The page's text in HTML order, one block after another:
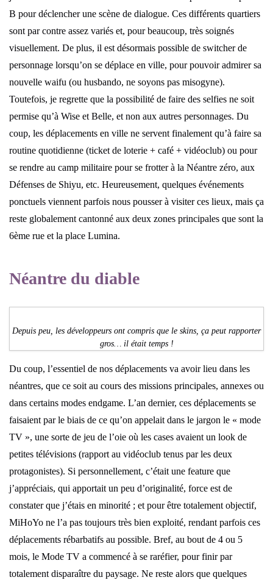
B pour déclencher une scène de dialogue. Ces différents quartiers
sont par contre assez variés et, pour beaucoup, très soignés
visuellement. De plus, il est désormais possible de switcher de
personnage lorsqu’on se déplace en ville, pour pouvoir admirer sa
nouvelle waifu (ou husbando, ne soyons pas misogyne).
Toutefois, je regrette que la possibilité de faire des selfies ne soit
permise qu’à Wise et Belle, et non aux autres personnages. Du
coup, les déplacements en ville ne servent finalement qu’à faire sa
routine quotidienne (ticket de loterie + café + vidéoclub) ou pour
se rendre au camp militaire pour se frotter à la Néantre zéro, aux
Défenses de Shiyu, etc. Heureusement, quelques événements
ponctuels viennent parfois nous pousser à visiter ces lieux, mais ça
reste globalement cantonné aux deux zones principales que sont la
6ème rue et la place Lumina.
Néantre du diable
Depuis peu, les développeurs ont compris que le skins, ça peut rapporter
gros… il était temps !
Du coup, l’essentiel de nos déplacements va avoir lieu dans les
néantres, que ce soit au cours des missions principales, annexes ou
dans certains modes endgame. L’an dernier, ces déplacements se
faisaient par le biais de ce qu’on appelait dans le jargon le « mode
TV », une sorte de jeu de l’oie où les cases avaient un look de
petites télévisions (rapport au vidéoclub tenus par les deux
protagonistes). Si personnellement, c’était une feature que
j’appréciais, qui apportait un peu d’originalité, force est de
constater que j’étais en minorité ; et pour être totalement objectif,
MiHoYo ne l’a pas toujours très bien exploité, rendant parfois ces
déplacements rébarbatifs au possible. Bref, au bout de 4 ou 5
mois, le Mode TV a commencé à se raréfier, pour finir par
totalement disparaître du paysage. Ne reste alors que quelques